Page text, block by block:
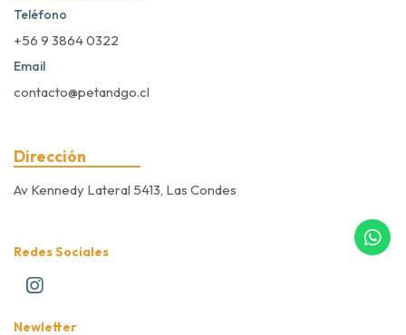
Teléfono
+56 9 3864 0322
Email
contacto@petandgo.cl
Dirección
Av Kennedy Lateral 5413, Las Condes
Redes Sociales
Newletter